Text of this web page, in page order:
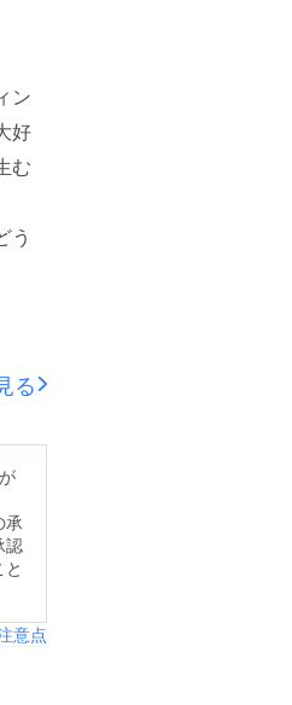
ン
好
む
う
る
が
承
認
意点